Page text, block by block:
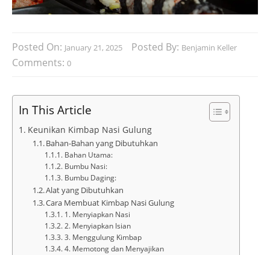
Posted On: January 21, 2025 Posted By: Benjamin Keller
Comments: 0
In This Article
Keunikan Kimbap Nasi Gulung
Bahan-Bahan yang Dibutuhkan
Bahan Utama:
Bumbu Nasi:
Bumbu Daging:
Alat yang Dibutuhkan
Cara Membuat Kimbap Nasi Gulung
1. Menyiapkan Nasi
2. Menyiapkan Isian
3. Menggulung Kimbap
4. Memotong dan Menyajikan